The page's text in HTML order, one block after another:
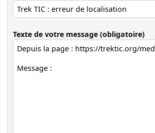
Texte de votre message (obligatoire)